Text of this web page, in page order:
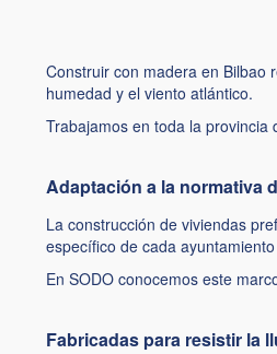
Construir con madera en Bilbao
humedad y el viento atlántico.
Trabajamos en toda la provincia
Adaptación a la normativa
La construcción de viviendas
específico de cada
En SODO conocemos este
Fabricadas para resistir la